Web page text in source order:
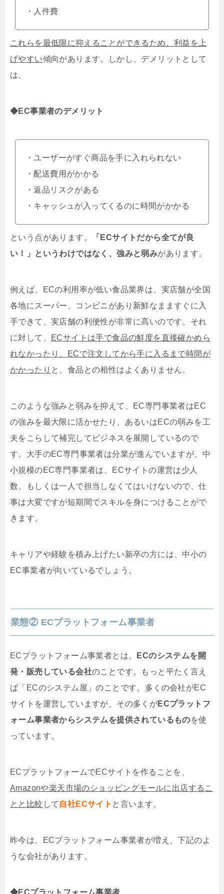
・人件費
これらを最低限に抑えることができるため、利益を上
げやすい傾向があります。しかし、デメリットとして
は、
◆EC事業者のデメリット
・ユーザーがすぐ商品を手に入れられない
・配送費用がかかる
・返品リスクがある
・キャッシュが入ってくるのに時間がかかる
という点があります。
「ECサイトだから全てが良
い！」というわけではなく、強みと弱みがあります。
例えば、ECの利用率が低い食品業界は、実店舗が全国
各地にスーパー、コンビニがあり新鮮なまますぐに入
手できて、実店舗の利便性が非常に高いのです。それ
に対して、
ECサイトは手で食品の鮮度を直接確かめら
れなかったり、ECで注文してから手に入るまで時間が
かかったり と、食品との相性はよくありません。
このような強みと弱みを抑えて、EC専門事業者はEC
の強みを最大限に活かせたり、あるいはECの弱みを工
夫をこらして補完してビジネスを展開しているので
す。大手のEC専門事業者は分業が進んでいますが、中
小規模のEC専門事業者は、ECサイトの運営は少人
数、もしくは一人で担当しなくてはいけないので、仕
事は大変ですが短期間でスキルを身につけることがで
きます。
キャリアや経験を積み上げたい新卒の方には、中小の
EC事業者が向いているでしょう。
業態② ECプラットフォーム事業者
ECプラットフォーム事業者とは、
ECのシステムを開
発・販売している会社のことです。もっと平たく言え
ば「ECのシステム屋」のことです。多くの会社がEC
サイトを運営していますが、その多くがECプラットフ
ォーム事業者からシステムを提供されているものを使
っています。
ECプラットフォームでECサイトを作ることを、
Amazonや楽天市場のショッピングモールに出店するこ
とと比較 して 自社ECサイト と言います。
昨今は、ECプラットフォーム事業者が増え、下記のよ
うな会社があります。
◆ECプラットフォーム事業者